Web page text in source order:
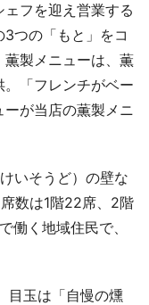
フを迎え営業する
つの「もと」をコ
薫製メニューは、薫
「フレンチがベー
が当店の薫製メニ
いそうど）の壁な
数は1階22席、2階
働く地域住民で、
目玉は「自慢の燻